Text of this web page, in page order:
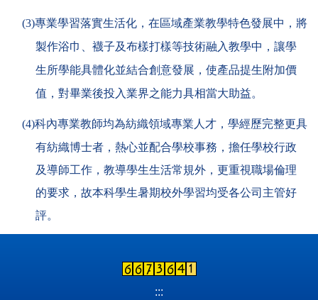
(3)專業學習落實生活化，在區域產業教學特色發展中，將
製作浴巾、襪子及布樣打樣等技術融入教學中，讓學
生所學能具體化並結合創意發展，使產品提生附加價
值，對畢業後投入業界之能力具相當大助益。
(4)科內專業教師均為紡織領域專業人才，學經歷完整更具
有紡織博士者，熱心並配合學校事務，擔任學校行政
及導師工作，教導學生生活常規外，更重視職場倫理
的要求，故本科學生暑期校外學習均受各公司主管好
評。
:::